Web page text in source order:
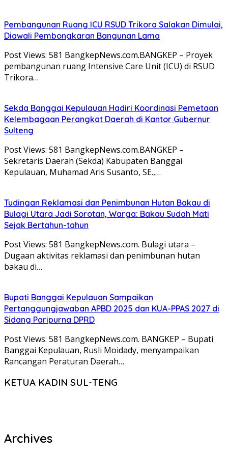
Pembangunan Ruang ICU RSUD Trikora Salakan Dimulai,
Diawali Pembongkaran Bangunan Lama
Post Views: 581 BangkepNews.com.BANGKEP – Proyek
pembangunan ruang Intensive Care Unit (ICU) di RSUD
Trikora…
Sekda Banggai Kepulauan Hadiri Koordinasi Pemetaan
Kelembagaan Perangkat Daerah di Kantor Gubernur
Sulteng
Post Views: 581 BangkepNews.com.BANGKEP –
Sekretaris Daerah (Sekda) Kabupaten Banggai
Kepulauan, Muhamad Aris Susanto, SE.,…
Tudingan Reklamasi dan Penimbunan Hutan Bakau di
Bulagi Utara Jadi Sorotan, Warga: Bakau Sudah Mati
Sejak Bertahun-tahun
Post Views: 581 BangkepNews.com. Bulagi utara –
Dugaan aktivitas reklamasi dan penimbunan hutan
bakau di…
Bupati Banggai Kepulauan Sampaikan
Pertanggungjawaban APBD 2025 dan KUA-PPAS 2027 di
Sidang Paripurna DPRD
Post Views: 581 BangkepNews.com. BANGKEP – Bupati
Banggai Kepulauan, Rusli Moidady, menyampaikan
Rancangan Peraturan Daerah…
KETUA KADIN SUL-TENG
Archives